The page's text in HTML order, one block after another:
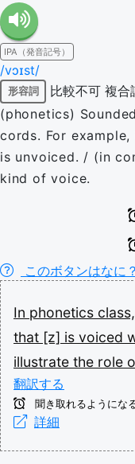
IPA（発音記号）
/vɔɪst/
形容詞 比較不可 複合
(phonetics)
cords. For
is unvoiced. / (in
kind of voice.
このボタンはなに？
In phonetics class,
that [z] is voiced
illustrate the role
翻訳する
聞き取れるようにな
詳細